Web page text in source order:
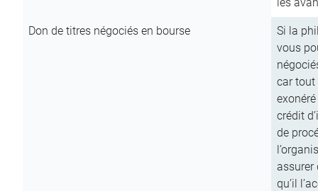
Don de titres négociés en bourse
Si la
vous
car tout
crédit
de
assurer
qu’il